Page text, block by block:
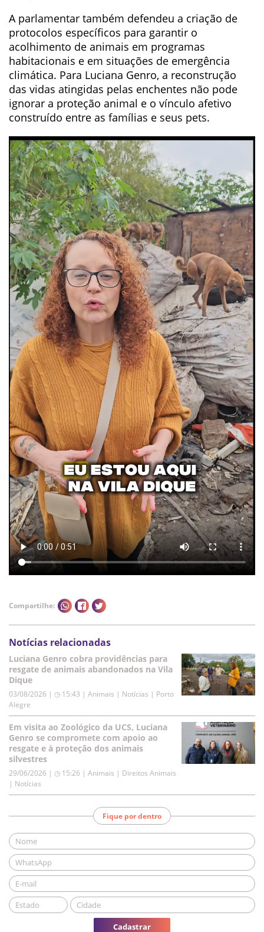
A parlamentar também defendeu a criação de
protocolos específicos para garantir o
acolhimento de animais em programas
habitacionais e em situações de emergência
climática. Para Luciana Genro, a reconstrução
das vidas atingidas pelas enchentes não pode
ignorar a proteção animal e o vínculo afetivo
construído entre as famílias e seus pets.
Compartilhe:
Notícias relacionadas
Luciana Genro cobra providências para
resgate de animais abandonados na Vila
Dique
03/08/2026 | ◷ 15:43 | Animais | Notícias | Porto
Alegre
Em visita ao Zoológico da UCS, Luciana
Genro se compromete com apoio ao
resgate e à proteção dos animais
silvestres
29/06/2026 | ◷ 15:26 | Animais | Direitos Animais
| Notícias
Fique por dentro
Cadastrar